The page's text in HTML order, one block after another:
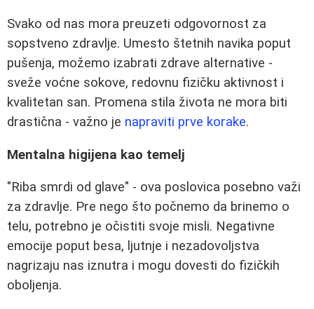
Svako od nas mora preuzeti odgovornost za
sopstveno zdravlje. Umesto štetnih navika poput
pušenja, možemo izabrati zdrave alternative -
sveže voćne sokove, redovnu fizičku aktivnost i
kvalitetan san. Promena stila života ne mora biti
drastična - važno je napraviti prve korake.
Mentalna higijena kao temelj
"Riba smrdi od glave" - ova poslovica posebno važi
za zdravlje. Pre nego što počnemo da brinemo o
telu, potrebno je očistiti svoje misli. Negativne
emocije poput besa, ljutnje i nezadovoljstva
nagrizaju nas iznutra i mogu dovesti do fizičkih
oboljenja.